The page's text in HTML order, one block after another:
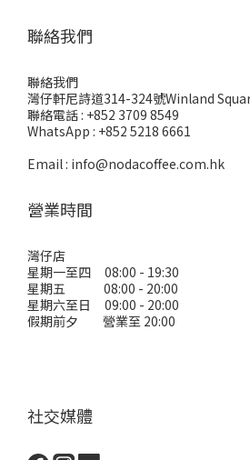
聯絡我們
聯絡我們
灣仔軒尼詩道314-324號Winland
聯絡電話 : +852 3709 8549
WhatsApp : +852 5218 6661
Email : info@nodacoffee.com.hk
營業時間
灣仔店
星期一至四 08:00 - 19:30
星期五 08:00 - 20:00
星期六至日 09:00 - 20:00
假期前夕 營業至 20:00
社交媒體